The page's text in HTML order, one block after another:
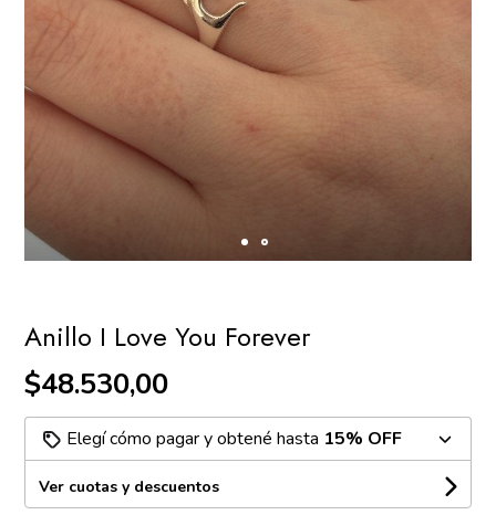
Anillo I Love You Forever
$48.530,00
Elegí cómo pagar y obtené hasta 15% OFF
Ver cuotas y descuentos